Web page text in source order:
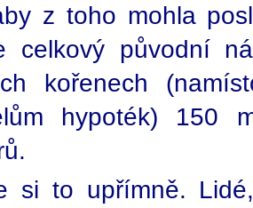
z toho mohla
celkový původní
kořenech
hypoték) 150
si to upřímně.